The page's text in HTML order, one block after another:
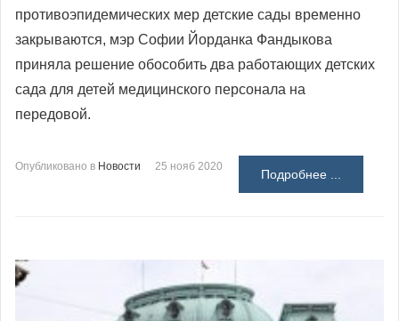
противоэпидемических мер детские сады временно
закрываются, мэр Софии Йорданка Фандыкова
приняла решение обособить два работающих детских
сада для детей медицинского персонала на
передовой.
Опубликовано в Новости 25 нояб 2020
Подробнее ...